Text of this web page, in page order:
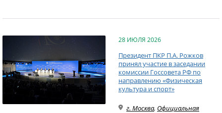
28 ИЮЛЯ 2026
Президент ПКР П.А. Рожков
принял участие в заседании
комиссии Госсовета РФ по
направлению «Физическая
культура и спорт»
г. Москва, Официальная